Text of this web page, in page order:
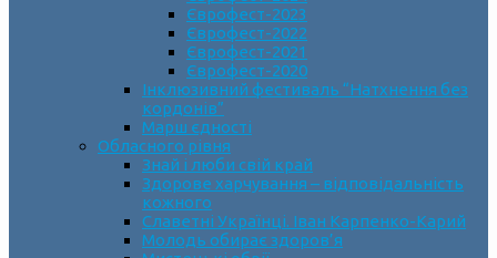
Єврофест-2023
Єврофест-2022
Єврофест-2021
Єврофест-2020
Інклюзивний фестиваль “Натхнення без
кордонів”
Марш єдності
Обласного рівня
Знай і люби свій край
Здорове харчування – відповідальність
кожного
Славетні Українці. Іван Карпенко-Карий
Молодь обирає здоров’я